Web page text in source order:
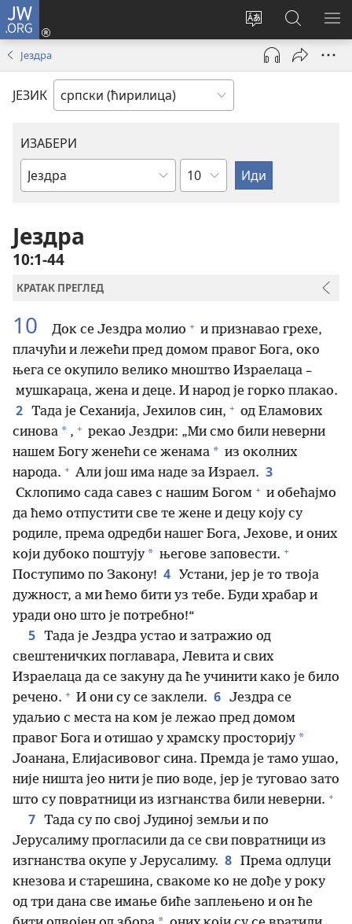
JW.ORG
Промени
језик
сајта
Пријава
(отвара
прозор)
Претрага
сајта
JW.ORG
Јездра
ЈЕЗИК
ИЗАБЕРИ
Библијска
Поглавље
Јездра
10:1-44
КРАТАК ПРЕГЛЕД
10 Док се Јездра молио + и признавао грехе,
плачући и лежећи пред домом правог Бога, око
њега се окупило велико мноштво Израелаца –
мушкараца, жена и деце. И народ је горко плакао.
2 Тада је Сеханија, Јехилов син, + од Еламових
синова * , + рекао Јездри: „Ми смо били неверни
нашем Богу женећи се женама * из околних
народа. + Али још има наде за Израел. 3
Склопимо сада савез с нашим Богом + и обећајмо
да ћемо отпустити све те жене и децу коју су
родиле, према одредби нашег Бога, Јехове, и оних
који дубоко поштују * његове заповести. +
Поступимо по Закону! 4
Устани, јер је то твоја
дужност, а ми ћемо бити уз тебе. Буди храбар и
уради оно што је потребно!“
5 Тада је Јездра устао и затражио од
свештеничких поглавара, Левита и свих
Израелаца да се закуну да ће учинити како је било
речено. + И они су се заклели. 6 Јездра се
удаљио с места на ком је лежао пред домом
правог Бога и отишао у храмску просторију *
Јоанана, Елијасивовог сина. Премда је тамо ушао,
није ништа јео нити је пио воде, јер је туговао зато
што су повратници из изгнанства били неверни. +
7 Тада су по свој Јудиној земљи и по
Јерусалиму прогласили да се сви повратници из
изгнанства окупе у Јерусалиму. 8 Према одлуци
кнезова и старешина, свакоме ко не дође у року
од три дана све имање биће заплењено и он ће